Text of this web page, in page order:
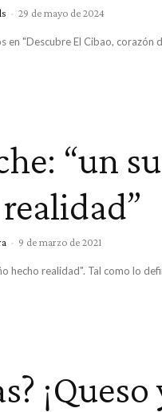
- 29 de mayo de 2024
en "Descubre El Cibao, corazón
“un
- 9 de marzo de 2021
hecho realidad". Tal como lo
¡Queso